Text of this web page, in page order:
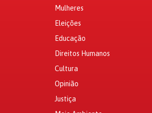
Mulheres
Eleições
Educação
Direitos Humanos
Cultura
Opinião
Justiça